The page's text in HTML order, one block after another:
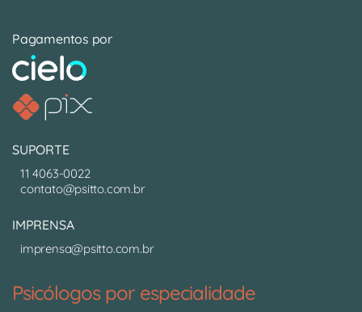
Pagamentos por
SUPORTE
11 4063-0022
contato@psitto.com.br
IMPRENSA
imprensa@psitto.com.br
Psicólogos por especialidade